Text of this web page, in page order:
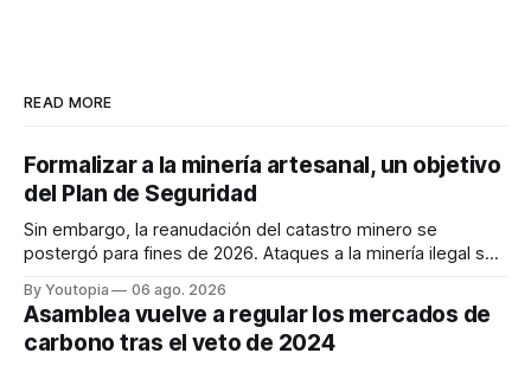
READ MORE
Formalizar a la minería artesanal, un objetivo
del Plan de Seguridad
Sin embargo, la reanudación del catastro minero se
postergó para fines de 2026. Ataques a la minería ilegal se
By Youtopia 06 ago. 2026
Asamblea vuelve a regular los mercados de
carbono tras el veto de 2024